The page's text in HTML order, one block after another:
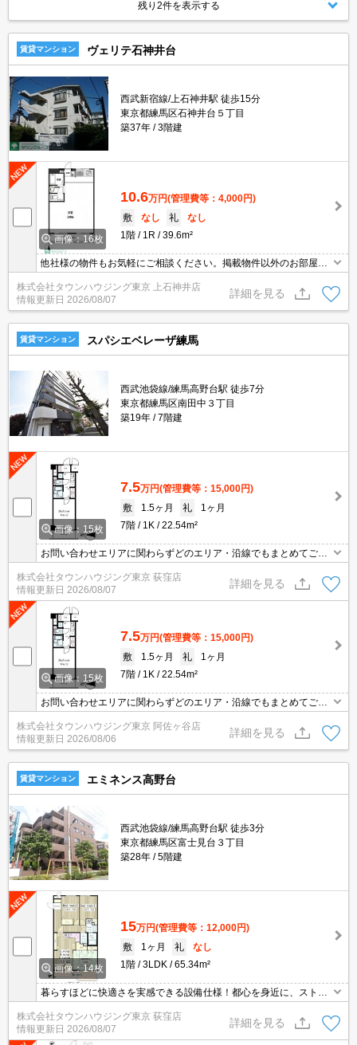
残り2件を表示する
賃貸マンション ヴェリテ石神井台
西武新宿線/上石神井駅 徒歩15分
東京都練馬区石神井台５丁目
築37年
3階建
画像：16枚
10.6万円(管理費等：4,000円)
敷
なし 礼
なし
1階
1R 39.6m²
他社様の物件もお気軽にご相談ください。掲載物件以外のお部屋も
ご紹介出来ます。明るく元気なスタッフが丁寧にご対応させていた
だきます。当店ならオンラインで見学・接客可能です！お気軽にお
問い合わせ下さい☆★
株式会社タウンハウジング東京 上石神井店
情報更新日 2026/08/07
詳細を見る
賃貸マンション スパシエベレーザ練馬
西武池袋線/練馬高野台駅 徒歩7分
東京都練馬区南田中３丁目
築19年
7階建
画像：15枚
7.5万円(管理費等：15,000円)
敷
1.5ヶ月 礼
1ヶ月
7階
1K 22.54m²
お問い合わせエリアに関わらずどのエリア・沿線でもまとめてご紹
介可能です！！迷われている場合はますご相談くださいませ。
株式会社タウンハウジング東京 荻窪店
情報更新日 2026/08/07
詳細を見る
画像：15枚
7.5万円(管理費等：15,000円)
敷
1.5ヶ月 礼
1ヶ月
7階
1K 22.54m²
お問い合わせエリアに関わらずどのエリア・沿線でもまとめてご紹
介可能です！！迷われている場合はますご相談くださいませ。
株式会社タウンハウジング東京 阿佐ヶ谷店
情報更新日 2026/08/06
詳細を見る
賃貸マンション エミネンス高野台
西武池袋線/練馬高野台駅 徒歩3分
東京都練馬区富士見台３丁目
築28年
5階建
画像：14枚
15万円(管理費等：12,000円)
敷
1ヶ月 礼
なし
1階
3LDK 65.34m²
暮らすほどに快適さを実感できる設備仕様！都心を身近に、ストレ
スフリーな暮らしを楽しむ！住むほどに愛着が深まる暮らしやすい
街！！
株式会社タウンハウジング東京 荻窪店
情報更新日 2026/08/07
詳細を見る